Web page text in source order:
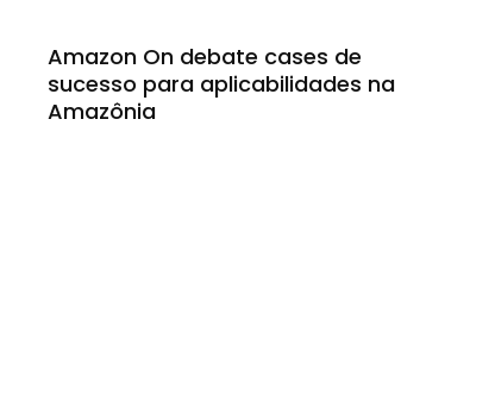
Amazon On debate cases de
sucesso para aplicabilidades na
Amazônia